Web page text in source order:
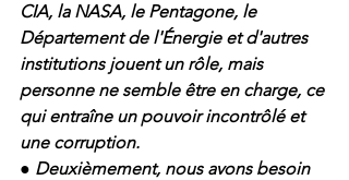
CIA, la NASA, le Pentagone, le
Département de l'Énergie et d'autres
institutions jouent un rôle, mais
personne ne semble être en charge, ce
qui entraîne un pouvoir incontrôlé et
une corruption.
● Deuxièmement, nous avons besoin